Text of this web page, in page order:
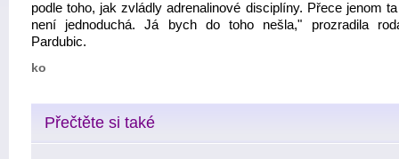
podle toho, jak zvládly adrenalinové disciplíny. Přece jenom
není jednoduchá. Já bych do toho nešla," prozradila
Pardubic.
ko
Přečtěte si také